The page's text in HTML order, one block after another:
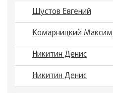
Шустов Евгений
Комарницкий Максим
Никитин Денис
Никитин Денис